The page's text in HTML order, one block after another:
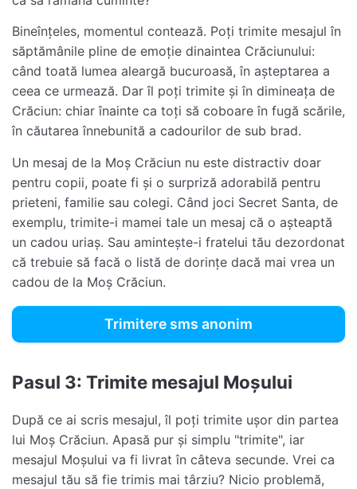
Bineînțeles, momentul contează. Poți trimite mesajul în
săptămânile pline de emoție dinaintea Crăciunului:
când toată lumea aleargă bucuroasă, în așteptarea a
ceea ce urmează. Dar îl poți trimite și în dimineața de
Crăciun: chiar înainte ca toți să coboare în fugă scările,
în căutarea înnebunită a cadourilor de sub brad.
Un mesaj de la Moș Crăciun nu este distractiv doar
pentru copii, poate fi și o surpriză adorabilă pentru
prieteni, familie sau colegi. Când joci Secret Santa, de
exemplu, trimite-i mamei tale un mesaj că o așteaptă
un cadou uriaș. Sau amintește-i fratelui tău dezordonat
că trebuie să facă o listă de dorințe dacă mai vrea un
cadou de la Moș Crăciun.
Trimitere sms anonim
Pasul 3: Trimite mesajul Moșului
După ce ai scris mesajul, îl poți trimite ușor din partea
lui Moș Crăciun. Apasă pur și simplu "trimite", iar
mesajul Moșului va fi livrat în câteva secunde. Vrei ca
mesajul tău să fie trimis mai târziu? Nicio problemă,